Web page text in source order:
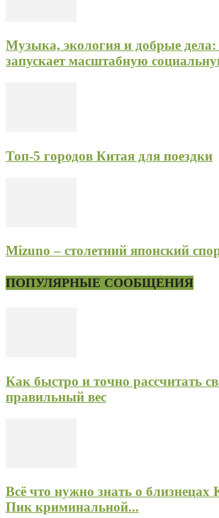
Музыка, экология и добрые
запускает масштабную
Топ-5 городов Китая для поездки
Mizuno – столетний японский
ПОПУЛЯРНЫЕ СООБЩЕНИЯ
Как быстро и точно рассчитать
правильный вес
Всё что нужно знать о близнецах
Пик криминальной...